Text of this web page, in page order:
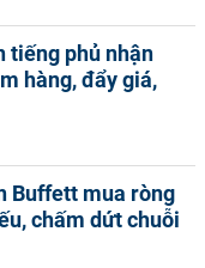
tiếng phủ nhận
hàng, đẩy giá,
Buffett mua ròng
chấm dứt chuỗi